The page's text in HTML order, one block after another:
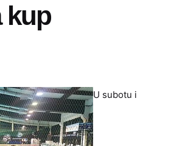
kup
U subotu i